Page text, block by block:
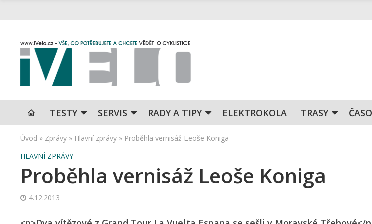
TESTY SERVIS RADY A TIPY ELEKTROKOLA TRASY
Úvod » Zprávy » Hlavní zprávy » Proběhla vernisáž Leoše Koniga
HLAVNÍ ZPRÁVY
Proběhla vernisáž Leoše Koniga
4.12.2013